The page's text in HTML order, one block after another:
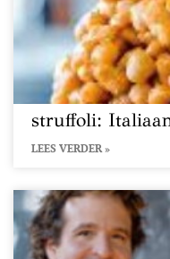
struffoli:
LEES VERDER »